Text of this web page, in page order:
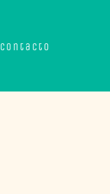
Contacto